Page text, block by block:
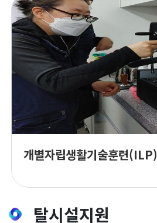
개별자립생활기술훈련(ILP)
탈시설지원